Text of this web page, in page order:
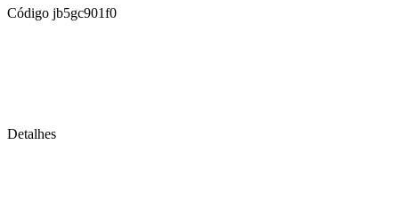
Código jb5gc901f0
Detalhes